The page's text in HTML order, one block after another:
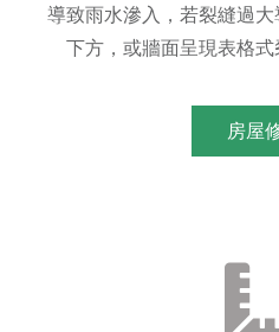
導致雨水滲入，若裂縫過
下方，或牆面呈現表格式
房屋